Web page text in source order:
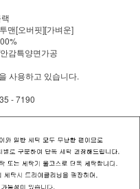
맨[오버핏][가벼운]
감특양면가공
사용하고 있습니다.
- 7190